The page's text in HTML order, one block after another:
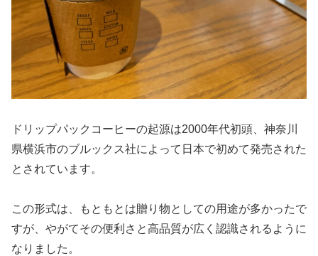
ドリップパックコーヒーの起源は2000年代初頭、神奈川
県横浜市のブルックス社によって日本で初めて発売された
とされています。
この形式は、もともとは贈り物としての用途が多かったで
すが、やがてその便利さと高品質が広く認識されるように
なりました。